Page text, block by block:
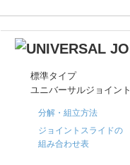
標準タイプ
ユニバーサルジョイント
分解・組立方法
ジョイントスライドの
組み合わせ表